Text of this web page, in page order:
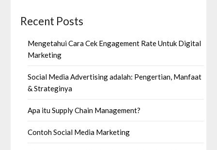
Recent Posts
Mengetahui Cara Cek Engagement Rate Untuk Digital
Marketing
Social Media Advertising adalah: Pengertian, Manfaat
& Strateginya
Apa itu Supply Chain Management?
Contoh Social Media Marketing